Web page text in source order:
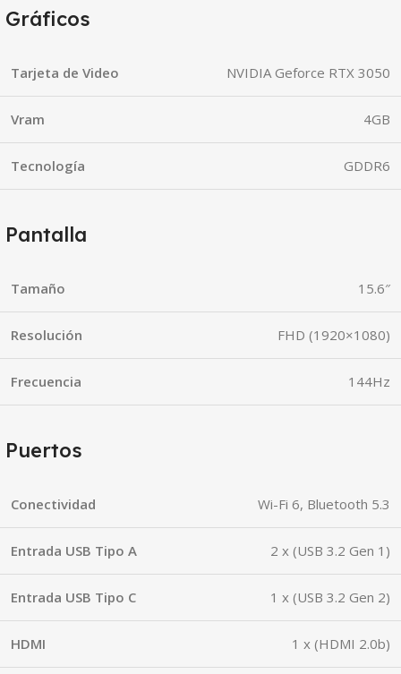
Gráficos
Tarjeta de Video NVIDIA Geforce RTX 3050
Vram 4GB
Tecnología GDDR6
Pantalla
Tamaño 15.6″
Resolución FHD (1920×1080)
Frecuencia 144Hz
Puertos
Conectividad Wi-Fi 6, Bluetooth 5.3
Entrada USB Tipo A 2 x (USB 3.2 Gen 1)
Entrada USB Tipo C 1 x (USB 3.2 Gen 2)
HDMI 1 x (HDMI 2.0b)